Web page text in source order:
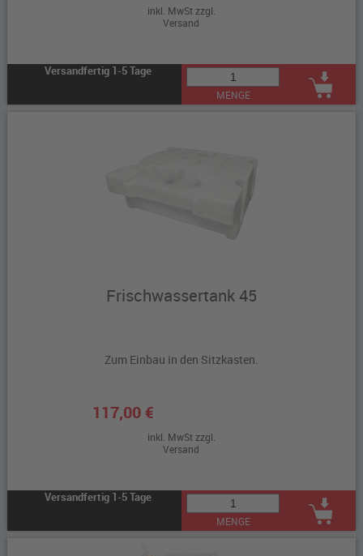
inkl. MwSt zzgl.
Versand
Versandfertig 1-5 Tage
MENGE
Frischwassertank 45
Zum Einbau in den Sitzkasten.
117,00 €
inkl. MwSt zzgl.
Versand
Versandfertig 1-5 Tage
MENGE